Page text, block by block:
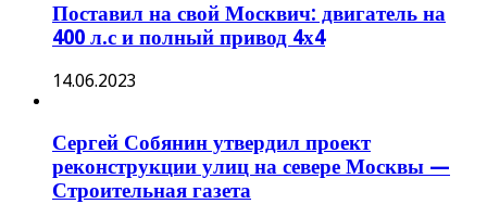
Поставил на свой Москвич: двигатель на
400 л.с и полный привод 4х4
14.06.2023
Сергей Собянин утвердил проект
реконструкции улиц на севере Москвы —
Строительная газета